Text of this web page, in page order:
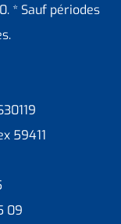
* Sauf périodes
59411
09